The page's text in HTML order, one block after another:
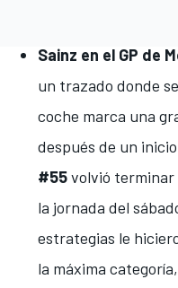
Sainz en el GP de
un trazado donde
coche marca una
después de un
#55volvió terminar
la jornada del
estrategias le
la máxima